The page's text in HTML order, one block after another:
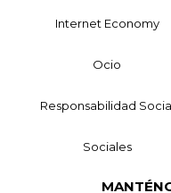
Internet Economy
Ocio
Responsabilidad
Sociales